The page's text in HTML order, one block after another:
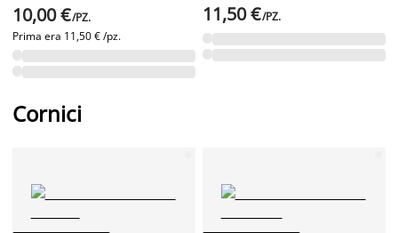
10,00 €/PZ.
Prima era 11,50 € /pz.
11,50 €/PZ.
Cornici